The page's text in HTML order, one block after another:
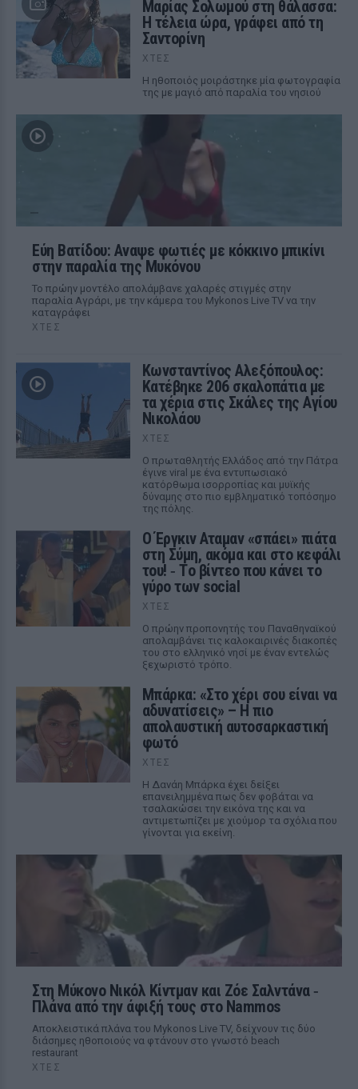
Μαρίας Σολωμού στη θάλασσα:
Η τέλεια ώρα, γράφει από τη
Σαντορίνη
ΧΤΕΣ
Η ηθοποιός μοιράστηκε μία φωτογραφία
της με μαγιό από παραλία του νησιού
Εύη Βατίδου: Αναψε φωτιές με κόκκινο μπικίνι
στην παραλία της Μυκόνου
Το πρώην μοντέλο απολάμβανε χαλαρές στιγμές στην
παραλία Αγράρι, με την κάμερα του Mykonos Live TV να την
καταγράφει
ΧΤΕΣ
Κωνσταντίνος Αλεξόπουλος:
Κατέβηκε 206 σκαλοπάτια με
τα χέρια στις Σκάλες της Αγίου
Νικολάου
ΧΤΕΣ
Ο πρωταθλητής Ελλάδος από την Πάτρα
έγινε viral με ένα εντυπωσιακό
κατόρθωμα ισορροπίας και μυϊκής
δύναμης στο πιο εμβληματικό τοπόσημο
της πόλης.
Ο Έργκιν Αταμαν «σπάει» πιάτα
στη Σύμη, ακόμα και στο κεφάλι
του! ‑ Tο βίντεο που κάνει το
γύρο των social
ΧΤΕΣ
Ο πρώην προπονητής του Παναθηναϊκού
απολαμβάνει τις καλοκαιρινές διακοπές
του στο ελληνικό νησί με έναν εντελώς
ξεχωριστό τρόπο.
Μπάρκα: «Στο χέρι σου είναι να
αδυνατίσεις» – Η πιο
απολαυστική αυτοσαρκαστική
φωτό
ΧΤΕΣ
Η Δανάη Μπάρκα έχει δείξει
επανειλημμένα πως δεν φοβάται να
τσαλακώσει την εικόνα της και να
αντιμετωπίζει με χιούμορ τα σχόλια που
γίνονται για εκείνη.
Στη Μύκονο Νικόλ Κίντμαν και Ζόε Σαλντάνα ‑
Πλάνα από την άφιξή τους στο Nammos
Αποκλειστικά πλάνα του Mykonos Live TV, δείχνουν τις δύο
διάσημες ηθοποιούς να φτάνουν στο γνωστό beach
restaurant
ΧΤΕΣ